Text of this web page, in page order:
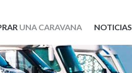
UNA CARAVANA NOTICIAS